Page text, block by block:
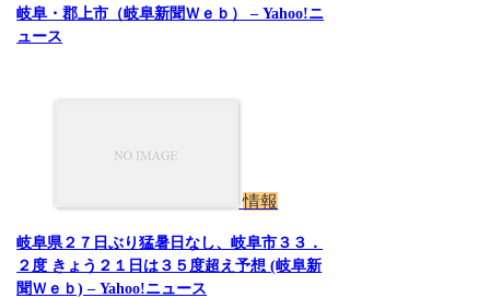
岐阜・郡上市（岐阜新聞Ｗｅｂ） – Yahoo!ニ
ュース
情報
岐阜県２７日ぶり猛暑日なし、岐阜市３３．
２度 きょう２１日は３５度超え予想 (岐阜新
聞Ｗｅｂ) – Yahoo!ニュース